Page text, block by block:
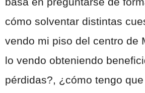
cómo solventar distintas
vendo mi piso del centro de
lo vendo obteniendo
pérdidas?, ¿cómo tengo